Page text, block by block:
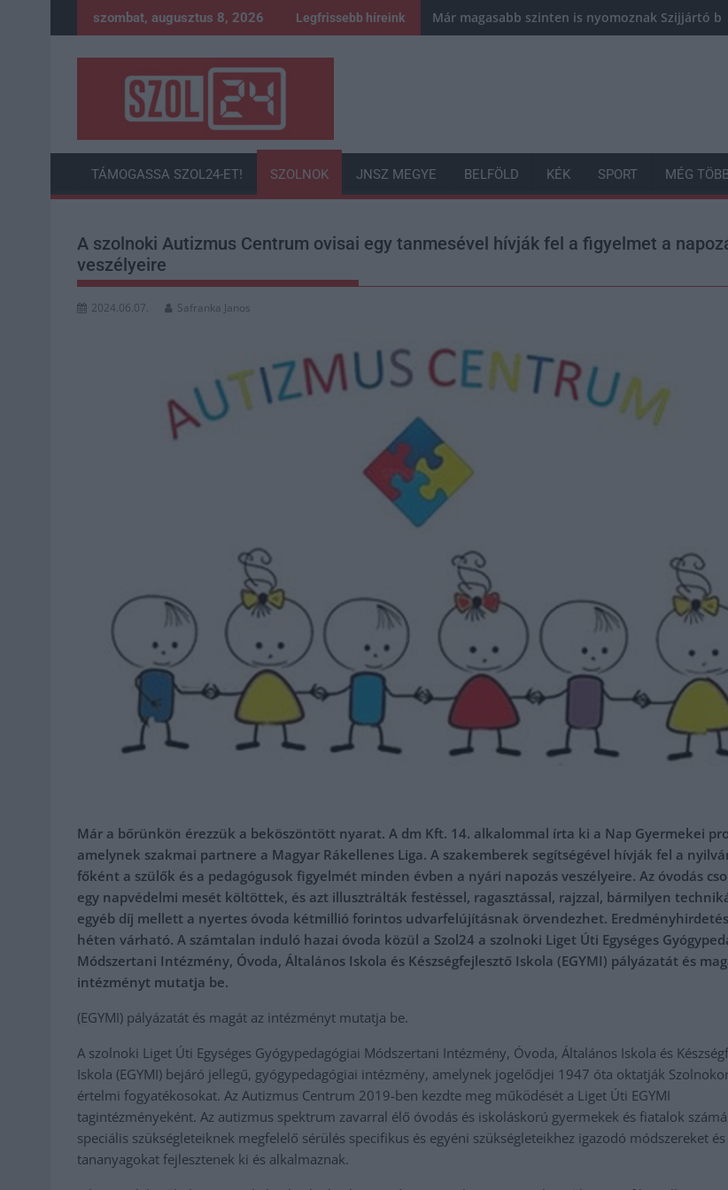
to
szombat, augusztus 8, 2026 Legfrissebb híreink Már magasabb szinten is nyomoznak Szijjártó
TÁMOGASSA SZOL24-ET! SZOLNOK JNSZ MEGYE BELFÖLD KÉK SPORT MÉG
A szolnoki Autizmus Centrum ovisai egy tanmesével hívják fel a figyelmet a
veszélyeire
2024.06.07. Safranka Janos
Már a bőrünkön érezzük a beköszöntött nyarat. A dm Kft. 14. alkalommal írta ki a Nap Gyermekei
amelynek szakmai partnere a Magyar Rákellenes Liga. A szakemberek segítségével hívják fel a
főként a szülők és a pedagógusok figyelmét minden évben a nyári napozás veszélyeire. Az óvodás
egy napvédelmi mesét költöttek, és azt illusztrálták festéssel, ragasztással, rajzzal, bármilyen
egyéb díj mellett a nyertes óvoda kétmillió forintos udvarfelújításnak örvendezhet.
héten várható. A számtalan induló hazai óvoda közül a Szol24 a szolnoki Liget Úti Egységes
Módszertani Intézmény, Óvoda, Általános Iskola és Készségfejlesztő Iskola (EGYMI) pályázatát és
intézményt mutatja be.
(EGYMI) pályázatát és magát az intézményt mutatja be.
A szolnoki Liget Úti Egységes Gyógypedagógiai Módszertani Intézmény, Óvoda, Általános Iskola és
Iskola (EGYMI) bejáró jellegű, gyógypedagógiai intézmény, amelynek jogelődjei 1947 óta oktatják
értelmi fogyatékosokat. Az Autizmus Centrum 2019-ben kezdte meg működését a Liget Úti EGYMI
tagintézményeként. Az autizmus spektrum zavarral élő óvodás és iskoláskorú gyermekek és fiatalok
speciális szükségleteiknek megfelelő sérülés specifikus és egyéni szükségleteikhez igazodó módszereket és
tananyagokat fejlesztenek ki és alkalmaznak.